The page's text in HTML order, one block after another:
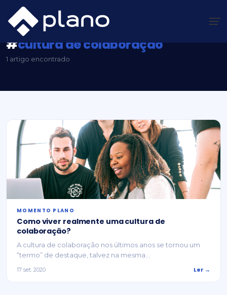
para
conteúdo
Plano Insights/#cultura de colaboração
#cultura de colaboração
1 artigo encontrado
MOMENTO PLANO
Como viver realmente uma cultura de
colaboração?
A cultura de colaboração nos últimos anos se tornou um
“termo” de destaque, talvez na mesma...
17 set. 2020 Ler →